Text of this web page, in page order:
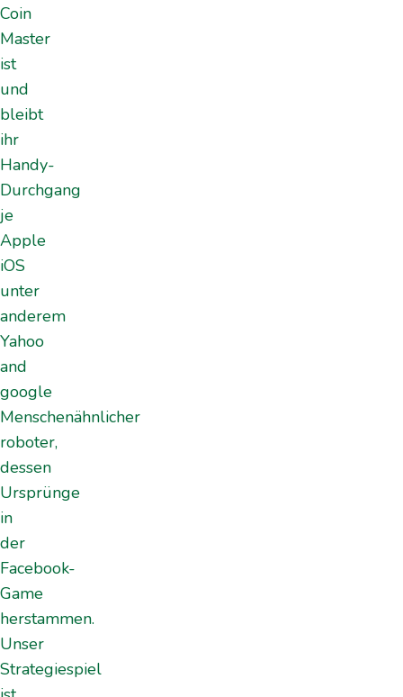
Coin
Master
ist
und
bleibt
ihr
Handy-
Durchgang
je
Apple
iOS
unter
anderem
Yahoo
and
google
Menschenähnlicher
roboter,
dessen
Ursprünge
in
der
Facebook-
Game
herstammen.
Unser
Strategiespiel